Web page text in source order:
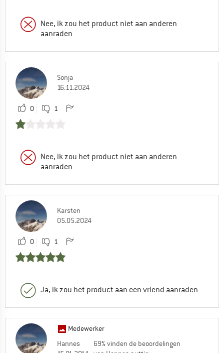
Nee, ik zou het product niet aan anderen
aanraden
Sonja
16.11.2024
0 1
Nee, ik zou het product niet aan anderen
aanraden
Karsten
05.05.2024
0 1
Ja, ik zou het product aan een vriend aanraden
Medewerker
Hannes
69% vinden de beoordelingen